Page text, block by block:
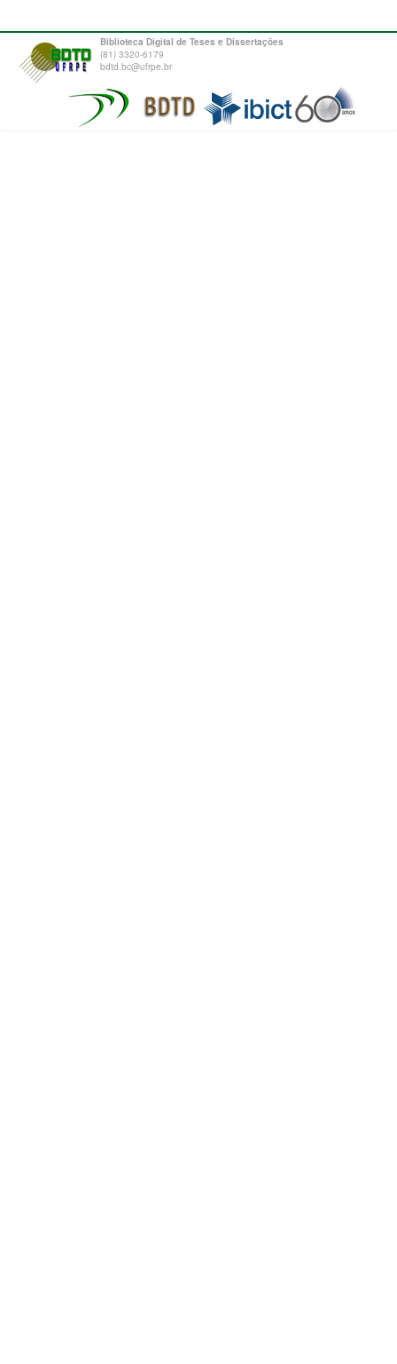
Biblioteca Digital de Teses e Dissertações
(81) 3320-6179
bdtd.bc@ufrpe.br